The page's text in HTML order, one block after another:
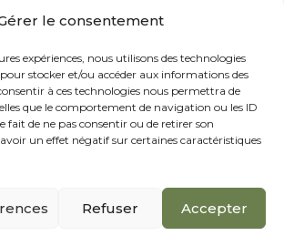
le consentement
expériences, nous utilisons des technologies
pour stocker et/ou accéder aux informations des
à ces technologies nous permettra de
que le comportement de navigation ou les ID
fait de ne pas consentir ou de retirer son
un effet négatif sur certaines caractéristiques
Accepter
Refuser
réservés - MRC de Charlevoix-Est |
web : Axe Création |